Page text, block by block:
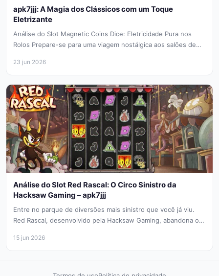
apk7jjj: A Magia dos Clássicos com um Toque
Eletrizante
Análise do Slot Magnetic Coins Dice: Eletricidade Pura nos
Rolos Prepare-se para uma viagem nostálgica aos salões de
23 jun 2026
Análise do Slot Red Rascal: O Circo Sinistro da
Hacksaw Gaming – apk7jjj
Entre no parque de diversões mais sinistro que você já viu.
Red Rascal, desenvolvido pela Hacksaw Gaming, abandona os
15 jun 2026